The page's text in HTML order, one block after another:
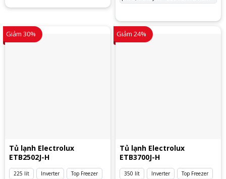
Giảm 30%
Tủ lạnh Electrolux
ETB2502J-H
225 lít Inverter Top Freezer
Giảm 24%
Tủ lạnh Electrolux
ETB3700J-H
350 lít Inverter Top Freezer